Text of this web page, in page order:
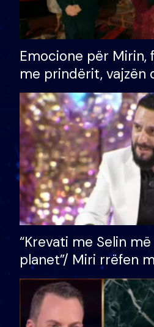
Emocione për Mirin,
me prindërit, vajzën
bashkëshorten:
divorci apo jo?
“Krevati me Selin
planet”/ Miri rrëfen
bukura në shtëpinë
mungojë zilja e